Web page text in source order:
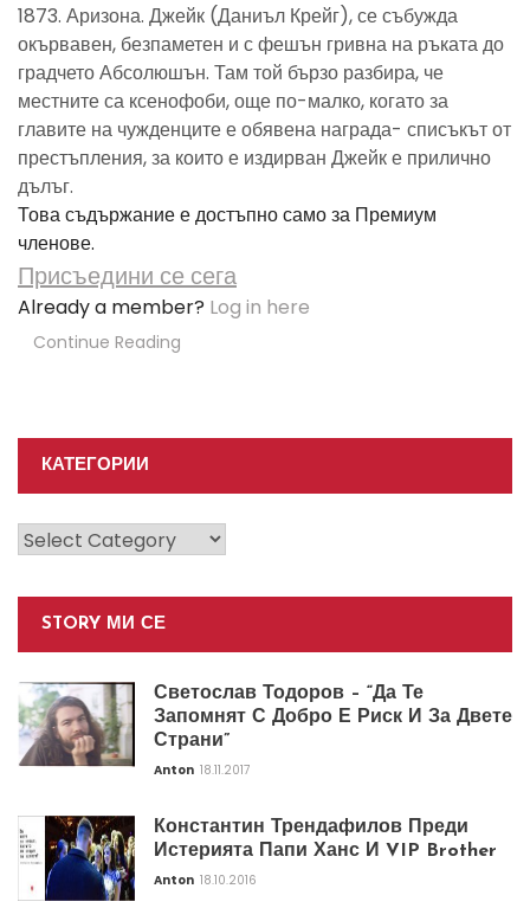
1873. Аризона. Джейк (Даниъл Крейг), се събужда
окървавен, безпаметен и с фешън гривна на ръката до
градчето Абсолюшън. Там той бързо разбира, че
местните са ксенофоби, още по-малко, когато за
главите на чужденците е обявена награда- списъкът от
престъпления, за които е издирван Джейк е прилично
дълъг.
Това съдържание е достъпно само за Премиум
членове.
Присъедини се сега
Already a member? Log in here
Continue Reading
КАТЕГОРИИ
Категории
STORY МИ СЕ
Светослав Тодоров – “Да Те
Запомнят С Добро Е Риск И За Двете
Страни”
Anton 18.11.2017
Константин Трендафилов Преди
Истерията Папи Ханс И VIP Brother
Anton 18.10.2016